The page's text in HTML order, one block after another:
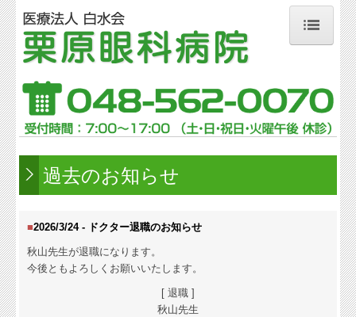
ホーム
病院案内
院長挨拶
交通案内
施設基準の表示
個人情報保護方針
過去のお知らせ
■2026/3/24 - ドクター退職のお知らせ
秋山先生が退職になります。
今後ともよろしくお願いいたします。
[ 退職 ]
秋山先生